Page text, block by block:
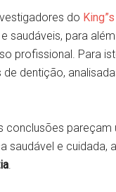
do
saudáveis, para
profissional. Para
de dentição,
conclusões
saudável e cuidada,
.